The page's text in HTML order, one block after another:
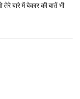
बारे में बेकार की बातें भी